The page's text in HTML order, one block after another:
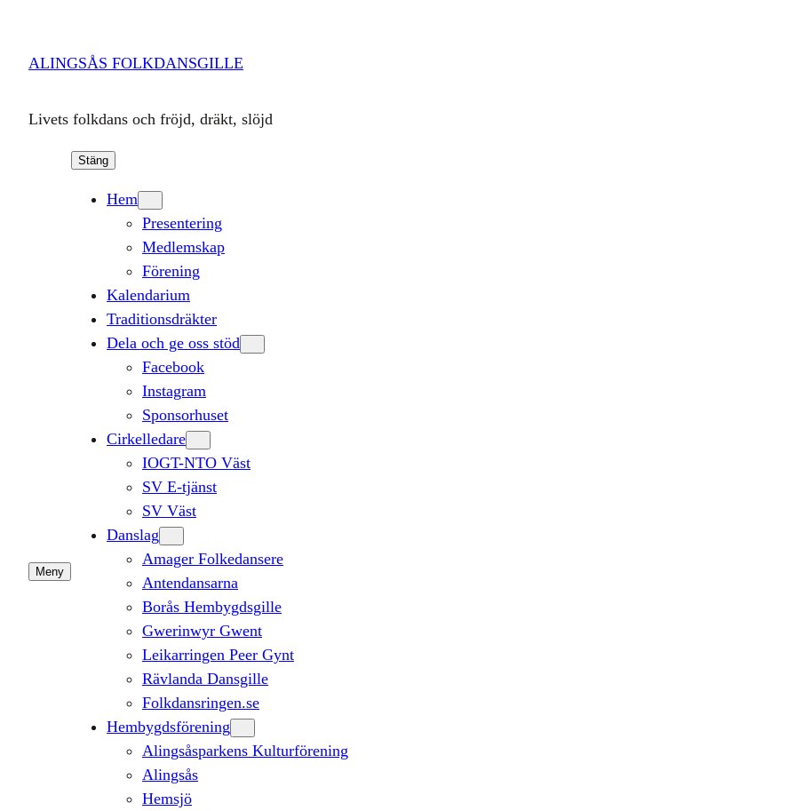
innehåll
ALINGSÅS FOLKDANSGILLE
Livets folkdans och fröjd, dräkt, slöjd
Meny
Stäng
Hem
Presentering
Medlemskap
Förening
Kalendarium
Traditionsdräkter
Dela och ge oss stöd
Facebook
Instagram
Sponsorhuset
Cirkelledare
IOGT-NTO Väst
SV E-tjänst
SV Väst
Danslag
Amager Folkedansere
Antendansarna
Borås Hembygdsgille
Gwerinwyr Gwent
Leikarringen Peer Gynt
Rävlanda Dansgille
Folkdansringen.se
Hembygdsförening
Alingsåsparkens Kulturförening
Alingsås
Hemsjö